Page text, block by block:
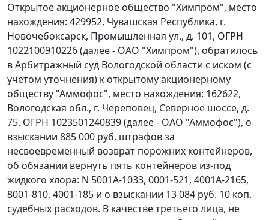
Открытое акционерное общество "Химпром", место
нахождения: 429952, Чувашская Республика, г.
Новочебоксарск, Промышленная ул., д. 101, ОГРН
1022100910226 (далее - ОАО "Химпром"), обратилось
в Арбитражный суд Вологодской области с иском (с
учетом уточнения) к открытому акционерному
обществу "Аммофос", место нахождения: 162622,
Вологодская обл., г. Череповец, Северное шоссе, д.
75, ОГРН 1023501240839 (далее - ОАО "Аммофос"), о
взыскании 885 000 руб. штрафов за
несвоевременный возврат порожних контейнеров,
об обязании вернуть пять контейнеров из-под
жидкого хлора: N 5001А-1033, 0001-521, 4001А-2165,
8001-810, 4001-185 и о взыскании 13 084 руб. 10 коп.
судебных расходов. В качестве третьего лица, не